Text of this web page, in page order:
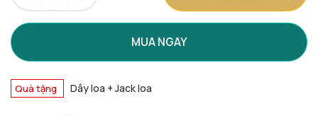
MUA NGAY
Quà tặng Dây loa + Jack loa